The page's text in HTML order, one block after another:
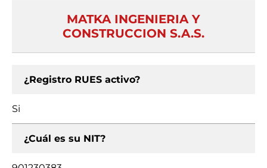
MATKA INGENIERIA Y
CONSTRUCCION S.A.S.
¿Registro RUES activo?
Si
¿Cuál es su NIT?